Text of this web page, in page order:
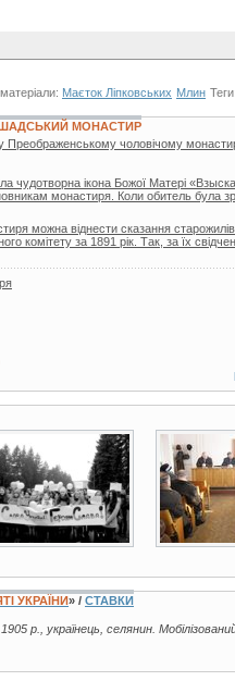
Маєток Ліпковських Млин Теги:
МОНАСТИР
чоловічому
чудотворна ікона Божої Матері
монастиря. Коли обитель була
можна віднести сказання
комітету за 1891 рік. Так, за їх
3 фото 3 фото
УКРАЇНИ» / СТАВКИ
1905 р., українець, селянин.